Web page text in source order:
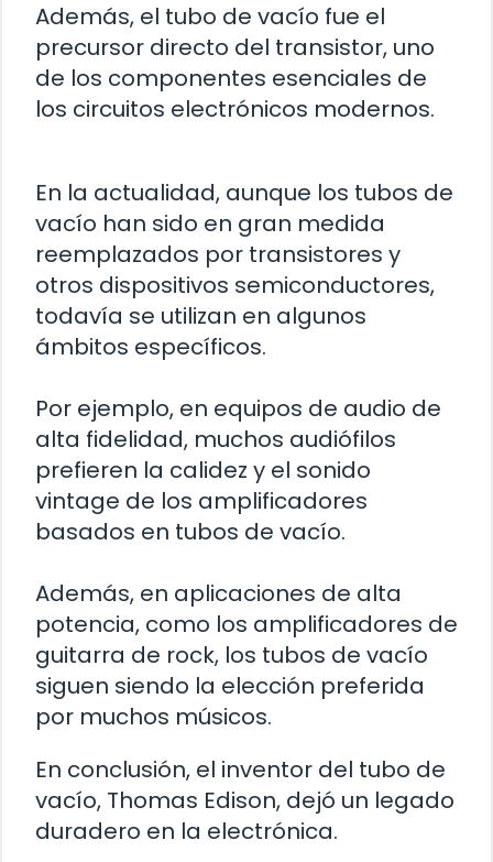
Además, el tubo de vacío fue el
precursor directo del transistor, uno
de los componentes esenciales de
los circuitos electrónicos modernos.
En la actualidad, aunque los tubos de
vacío han sido en gran medida
reemplazados por transistores y
otros dispositivos semiconductores,
todavía se utilizan en algunos
ámbitos específicos.
Por ejemplo, en equipos de audio de
alta fidelidad, muchos audiófilos
prefieren la calidez y el sonido
vintage de los amplificadores
basados en tubos de vacío.
Además, en aplicaciones de alta
potencia, como los amplificadores de
guitarra de rock, los tubos de vacío
siguen siendo la elección preferida
por muchos músicos.
En conclusión, el inventor del tubo de
vacío, Thomas Edison, dejó un legado
duradero en la electrónica.